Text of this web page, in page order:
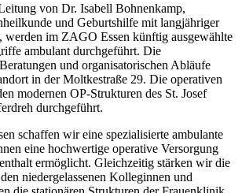
von Dr. Isabell Bohnenkamp,
und Geburtshilfe mit langjähriger
werden im ZAGO Essen künftig ausgewählte
ambulant durchgeführt. Die
und organisatorischen Abläufe
in der Moltkestraße 29. Die operativen
modernen OP-Strukturen des St. Josef
durchgeführt.
schaffen wir eine spezialisierte ambulante
eine hochwertige operative Versorgung
ermöglicht. Gleichzeitig stärken wir die
niedergelassenen Kolleginnen und